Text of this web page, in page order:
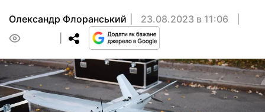
Олександр Флоранський
23.08.2023 в 11:06